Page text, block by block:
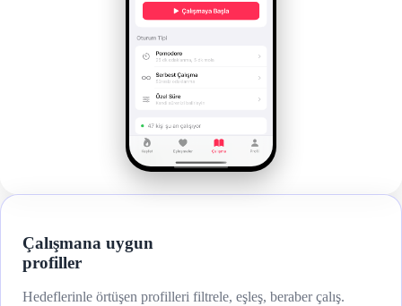
Çalışmana uygun
profiller
Hedeflerinle örtüşen profilleri filtrele, eşleş, beraber çalış.